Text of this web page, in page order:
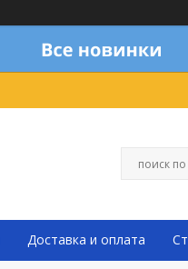
Доставка и оплата